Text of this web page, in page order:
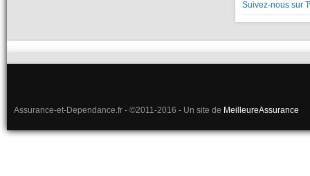
Suivez-nous sur
Assurance-et-Dependance.fr - ©2011-2016 - Un site de MeilleureAssurance